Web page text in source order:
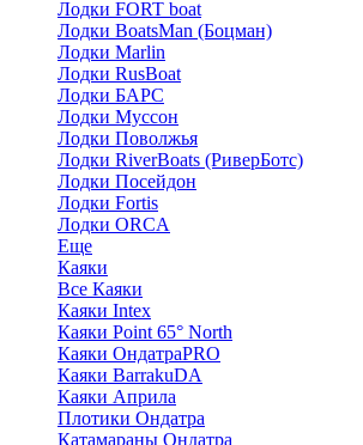
Лодки FORT boat
Лодки BoatsMan (Боцман)
Лодки Marlin
Лодки RusBoat
Лодки БАРС
Лодки Муссон
Лодки Поволжья
Лодки RiverBoats (РиверБотс)
Лодки Посейдон
Лодки Fortis
Лодки ORCA
Еще
Каяки
Все Каяки
Каяки Intex
Каяки Point 65° North
Каяки ОндатраPRO
Каяки BarrakuDA
Каяки Априла
Плотики Ондатра
Катамараны Ондатра